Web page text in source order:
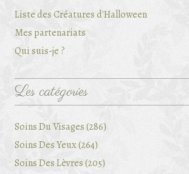
Liste des Créatures d'Halloween
Mes partenariats
Qui suis-je ?
Les catégories
Soins Du Visages (286)
Soins Des Yeux (264)
Soins Des Lèvres (205)